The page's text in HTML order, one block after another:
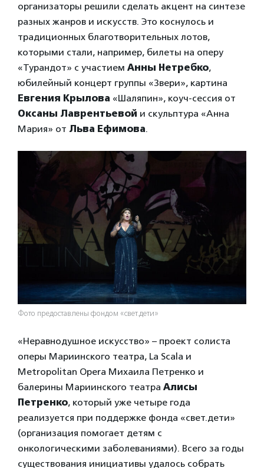
организаторы решили сделать акцент на синтезе
разных жанров и искусств. Это коснулось и
традиционных благотворительных лотов,
которыми стали, например, билеты на оперу
«Турандот» с участием Анны Нетребко,
юбилейный концерт группы «Звери», картина
Евгения Крылова «Шаляпин», коуч-сессия от
Оксаны Лаврентьевой и скульптура «Анна
Мария» от Льва Ефимова.
Фото предоставлены фондом «свет.дети»
«Неравнодушное искусство» – проект солиста
оперы Мариинского театра, La Scala и
Metropolitan Opera Михаила Петренко и
балерины Мариинского театра Алисы
Петренко, который уже четыре года
реализуется при поддержке фонда «свет.дети»
(организация помогает детям с
онкологическими заболеваниями). Всего за годы
существования инициативы удалось собрать